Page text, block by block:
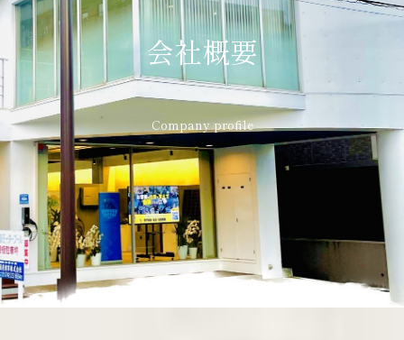
会社概要
Company profile